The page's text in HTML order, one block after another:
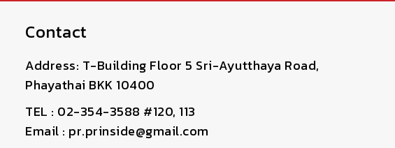
Contact
Address: T-Building Floor 5 Sri-Ayutthaya Road,
Phayathai BKK 10400
TEL : 02-354-3588 #120, 113
Email : pr.prinside@gmail.com